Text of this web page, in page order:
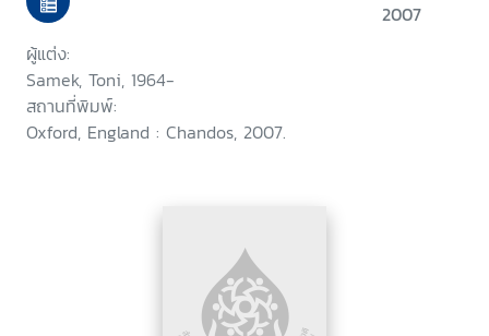
ผู้แต่ง:
Samek, Toni, 1964-
สถานที่พิมพ์:
Oxford, England : Chandos, 2007.
2007